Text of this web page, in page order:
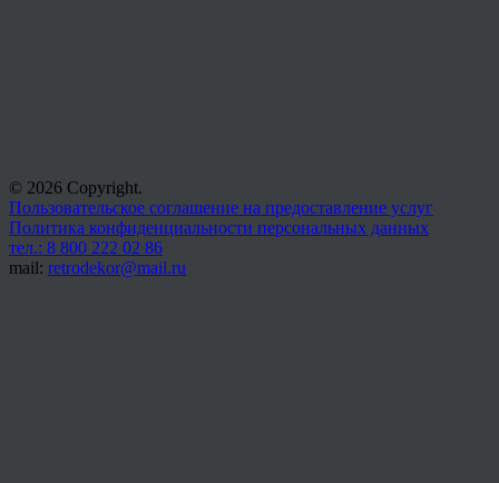
© 2026 Copyright.
Пользовательское соглашение на предоставление услуг
Политика конфиденциальности персональных данных
тел.: 8 800 222 02 86
mail: retrodekor@mail.ru